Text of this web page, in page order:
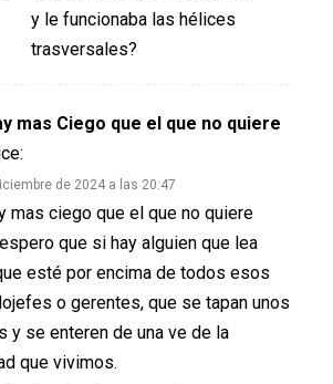
y le funcionaba las hélices
trasversales?
mas Ciego que el que no quiere
de 2024 a las 20:47
mas ciego que el que no quiere
que si hay alguien que lea
esté por encima de todos esos
o gerentes, que se tapan unos
y se enteren de una ve de la
que vivimos.